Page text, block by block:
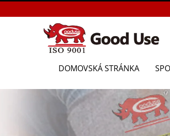
DOMOVSKÁ STRÁNKA